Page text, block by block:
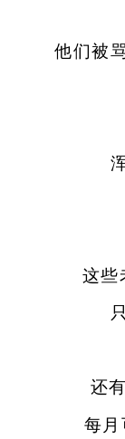
他们被骂
一
当
浑
这些老
只
还有
每月可